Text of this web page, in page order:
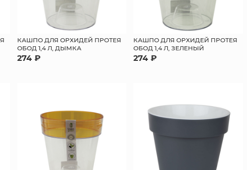
КАШПО ДЛЯ ОРХИДЕЙ ПРОТЕЯ
ОБОД 1,4 Л, ДЫМКА
274 ₽
КАШПО ДЛЯ ОРХИДЕЙ ПРОТЕЯ
ОБОД 1,4 Л, ЗЕЛЕНЫЙ
274 ₽